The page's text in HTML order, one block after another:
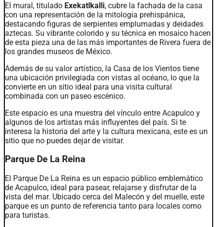
El mural, titulado Exekatlkalli, cubre la fachada de la casa
con una representación de la mitología prehispánica,
destacando figuras de serpientes emplumadas y deidades
aztecas. Su vibrante colorido y su técnica en mosaico hacen
de esta pieza una de las más importantes de Rivera fuera de
los grandes museos de México.
Además de su valor artístico, la Casa de los Vientos tiene
una ubicación privilegiada con vistas al océano, lo que la
convierte en un sitio ideal para una visita cultural
combinada con un paseo escénico.
Este espacio es una muestra del vínculo entre Acapulco y
algunos de los artistas más influyentes del país. Si te
interesa la historia del arte y la cultura mexicana, este es un
sitio que no puedes dejar de visitar.
Parque De La Reina
El Parque De La Reina es un espacio público emblemático
de Acapulco, ideal para pasear, relajarse y disfrutar de la
vista del mar. Ubicado cerca del Malecón y del muelle, este
parque es un punto de referencia tanto para locales como
para turistas.